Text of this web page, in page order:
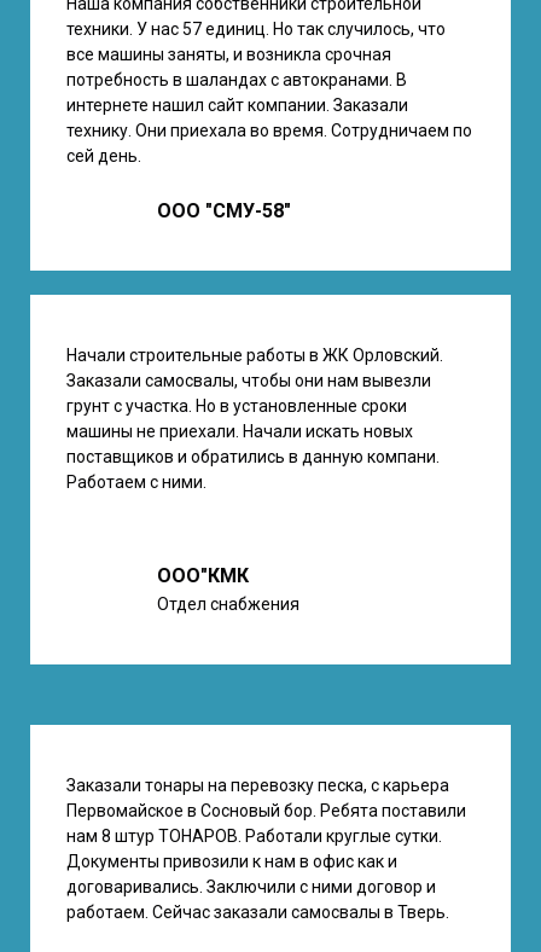
Наша компания собственники строительной
техники. У нас 57 единиц. Но так случилось, что
все машины заняты, и возникла срочная
потребность в шаландах с автокранами. В
интернете нашил сайт компании. Заказали
технику. Они приехала во время. Сотрудничаем по
сей день.
ООО "СМУ-58"
Начали строительные работы в ЖК Орловский.
Заказали самосвалы, чтобы они нам вывезли
грунт с участка. Но в установленные сроки
машины не приехали. Начали искать новых
поставщиков и обратились в данную компани.
Работаем с ними.
ООО"КМК
Отдел снабжения
Заказали тонары на перевозку песка, с карьера
Первомайское в Сосновый бор. Ребята поставили
нам 8 штур ТОНАРОВ. Работали круглые сутки.
Документы привозили к нам в офис как и
договаривались. Заключили с ними договор и
работаем. Сейчас заказали самосвалы в Тверь.